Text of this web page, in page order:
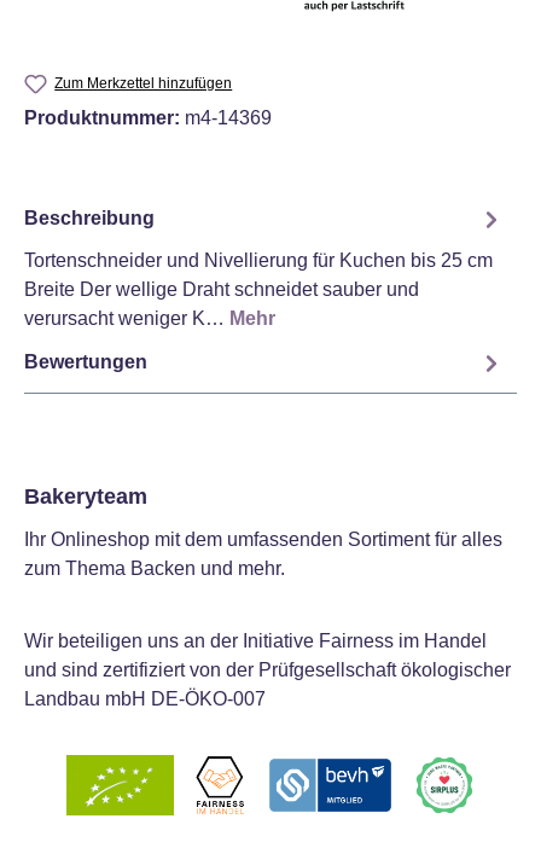
Zum Merkzettel hinzufügen
Produktnummer: m4-14369
Beschreibung
Tortenschneider und Nivellierung für Kuchen bis 25 cm
Breite Der wellige Draht schneidet sauber und
verursacht weniger K… Mehr
Bewertungen
Bakeryteam
Ihr Onlineshop mit dem umfassenden Sortiment für alles
zum Thema Backen und mehr.
Wir beteiligen uns an der Initiative Fairness im Handel
und sind zertifiziert von der Prüfgesellschaft ökologischer
Landbau mbH DE-ÖKO-007